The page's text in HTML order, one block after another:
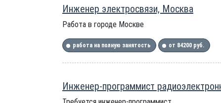
Инженер электросвязи, Москва
Работа в городе Москве
работа на полную занятость от 84200 руб.
Инженер-программист